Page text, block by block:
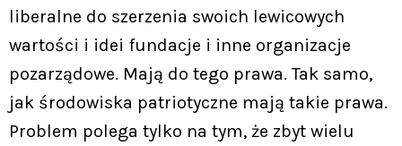
liberalne do szerzenia swoich lewicowych
wartości i idei fundacje i inne organizacje
pozarządowe. Mają do tego prawa. Tak samo,
jak środowiska patriotyczne mają takie prawa.
Problem polega tylko na tym, że zbyt wielu